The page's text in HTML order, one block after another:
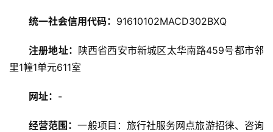
略
统一社会信用代码： 91610102MACD302BXQ
注册地址： 陕西省西安市新城区太华南路459号都市邻
里1幢1单元611室
网址： -
经营范围：一般项目：旅行社服务网点旅游招徕、咨询